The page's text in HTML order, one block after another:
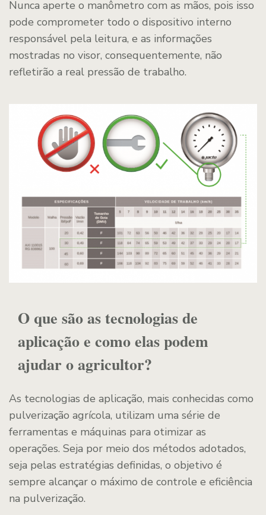
Nunca aperte o manômetro com as mãos, pois isso
pode comprometer todo o dispositivo interno
responsável pela leitura, e as informações
mostradas no visor, consequentemente, não
refletirão a real pressão de trabalho.
O que são as tecnologias de
aplicação e como elas podem
ajudar o agricultor?
As tecnologias de aplicação, mais conhecidas como
pulverização agrícola, utilizam uma série de
ferramentas e máquinas para otimizar as
operações. Seja por meio dos métodos adotados,
seja pelas estratégias definidas, o objetivo é
sempre alcançar o máximo de controle e eficiência
na pulverização.